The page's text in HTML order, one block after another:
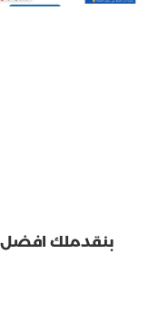
بنقدملك افضل